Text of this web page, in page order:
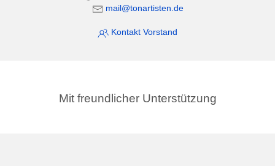
mail@tonartisten.de
Kontakt Vorstand
Mit freundlicher Unterstützung